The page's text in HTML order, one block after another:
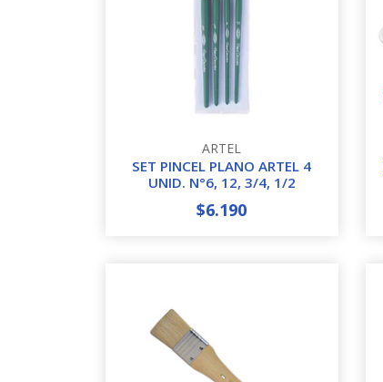
ARTEL
SET PINCEL PLANO ARTEL 4
UNID. N°6, 12, 3/4, 1/2
+
$6.190